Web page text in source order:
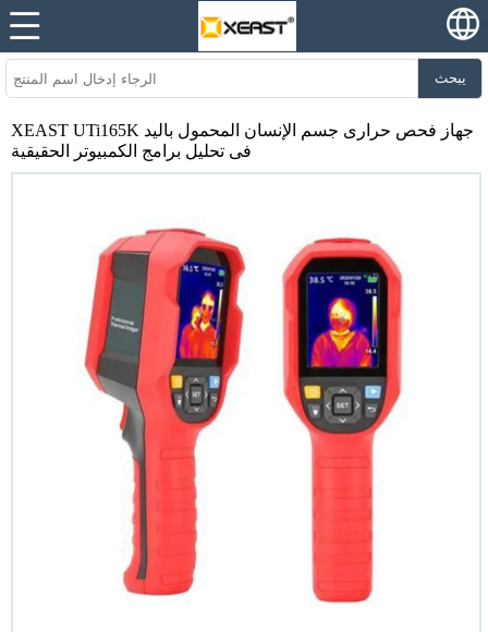
يبحث
XEAST UTi165K جهاز فحص حرارى جسم الإنسان المحمول باليد
فى تحليل برامج الكمبيوتر الحقيقية